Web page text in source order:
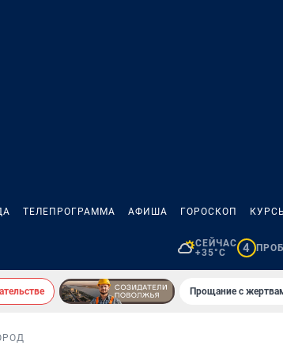
ТЕЛЕПРОГРАММА АФИША ГОРОСКОП
СЕЙЧАС
+35°C
4
Прощание с